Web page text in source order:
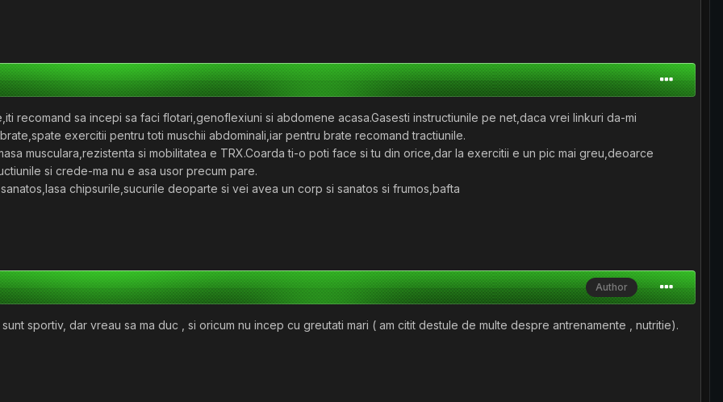
recomand sa incepi sa faci flotari,genoflexiuni si abdomene acasa.Gasesti instructiunile pe net,daca vrei linkuri da-mi
exercitii pentru toti muschii abdominali,iar pentru brate recomand tractiunile.
musculara,rezistenta si mobilitatea e TRX.Coarda ti-o poti face si tu din orice,dar la exercitii e un pic mai greu,deoarce
si crede-ma nu e asa usor precum pare.
chipsurile,sucurile deoparte si vei avea un corp si sanatos si frumos,bafta
Author
sportiv, dar vreau sa ma duc , si oricum nu incep cu greutati mari ( am citit destule de multe despre antrenamente , nutritie).